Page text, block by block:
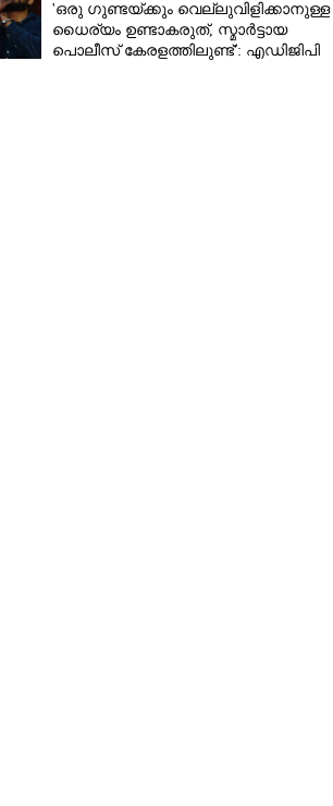
'ഒരു ഗുണ്ടയ്ക്കും വെല്ലുവിളിക്കാനുള്ള
ധൈര്യം ഉണ്ടാകരുത്, സ്മാർട്ടായ
പൊലീസ് കേരളത്തിലുണ്ട്': എഡിജിപി
Copy Link